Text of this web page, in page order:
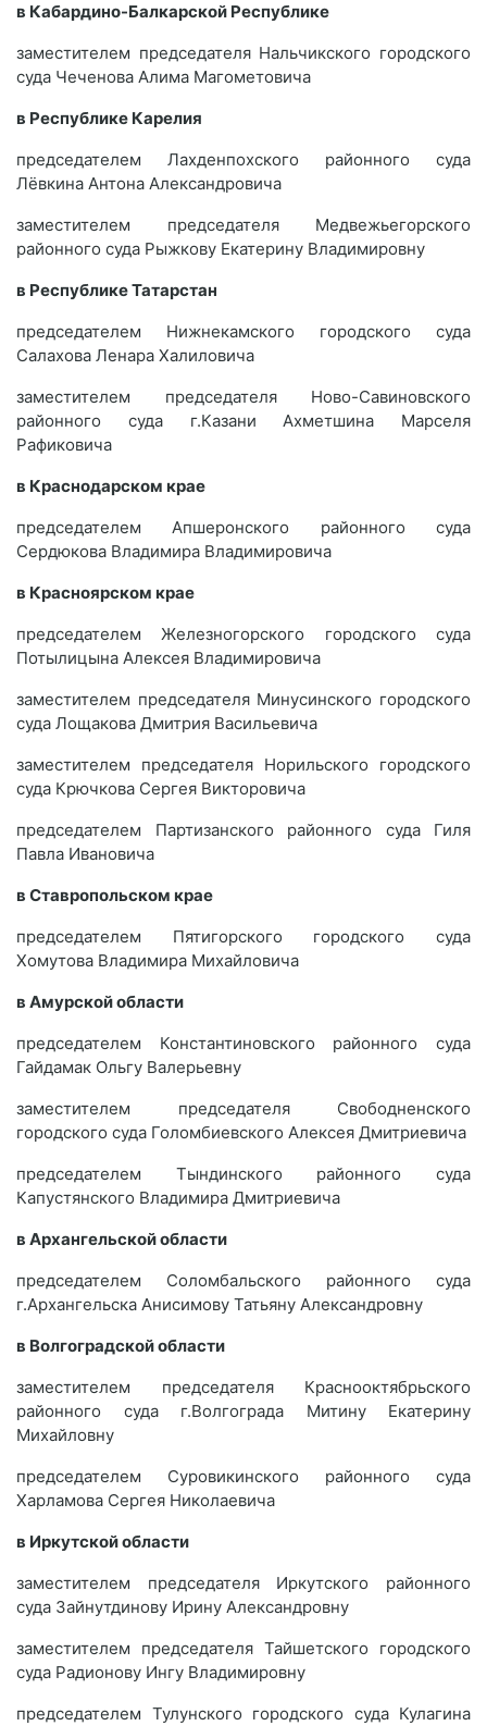
в Кабардино-Балкарской Республике
заместителем председателя Нальчикского городского
суда Чеченова Алима Магометовича
в Республике Карелия
председателем Лахденпохского районного суда
Лёвкина Антона Александровича
заместителем председателя Медвежьегорского
районного суда Рыжкову Екатерину Владимировну
в Республике Татарстан
председателем Нижнекамского городского суда
Салахова Ленара Халиловича
заместителем председателя Ново-Савиновского
районного суда г.Казани Ахметшина Марселя
Рафиковича
в Краснодарском крае
председателем Апшеронского районного суда
Сердюкова Владимира Владимировича
в Красноярском крае
председателем Железногорского городского суда
Потылицына Алексея Владимировича
заместителем председателя Минусинского городского
суда Лощакова Дмитрия Васильевича
заместителем председателя Норильского городского
суда Крючкова Сергея Викторовича
председателем Партизанского районного суда Гиля
Павла Ивановича
в Ставропольском крае
председателем Пятигорского городского суда
Хомутова Владимира Михайловича
в Амурской области
председателем Константиновского районного суда
Гайдамак Ольгу Валерьевну
заместителем председателя Свободненского
городского суда Голомбиевского Алексея Дмитриевича
председателем Тындинского районного суда
Капустянского Владимира Дмитриевича
в Архангельской области
председателем Соломбальского районного суда
г.Архангельска Анисимову Татьяну Александровну
в Волгоградской области
заместителем председателя Краснооктябрьского
районного суда г.Волгограда Митину Екатерину
Михайловну
председателем Суровикинского районного суда
Харламова Сергея Николаевича
в Иркутской области
заместителем председателя Иркутского районного
суда Зайнутдинову Ирину Александровну
заместителем председателя Тайшетского городского
суда Радионову Ингу Владимировну
председателем Тулунского городского суда Кулагина